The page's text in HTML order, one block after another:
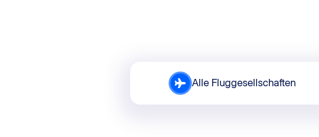
Alle Fluggesellschaften